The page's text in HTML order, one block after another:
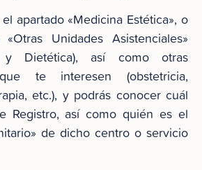
apartado «Medicina Estética», o
Unidades Asistenciales»
y Dietética), así como otras
te interesen (obstetricia,
etc.), y podrás conocer cuál
Registro, así como quién es el
de dicho centro o servicio